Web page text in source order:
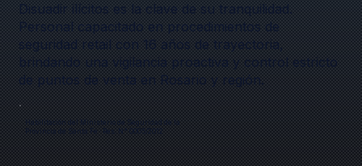
Disuadir ilícitos es la clave de su tranquilidad.
Personal capacitado en procedimientos de
seguridad retail con 16 años de trayectoria,
brindando una vigilancia proactiva y control estricto
de puntos de venta en Rosario y región.
Habilitación del Ministerio de Seguridad de la
Provincia de Santa Fe · Res. N° 0005/2012